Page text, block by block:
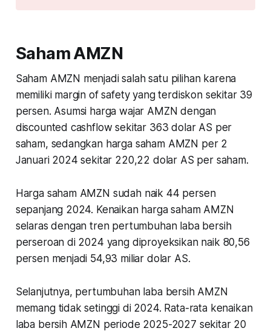
Saham AMZN
Saham AMZN menjadi salah satu pilihan karena
memiliki margin of safety yang terdiskon sekitar 39
persen. Asumsi harga wajar AMZN dengan
discounted cashflow sekitar 363 dolar AS per
saham, sedangkan harga saham AMZN per 2
Januari 2024 sekitar 220,22 dolar AS per saham.
Harga saham AMZN sudah naik 44 persen
sepanjang 2024. Kenaikan harga saham AMZN
selaras dengan tren pertumbuhan laba bersih
perseroan di 2024 yang diproyeksikan naik 80,56
persen menjadi 54,93 miliar dolar AS.
Selanjutnya, pertumbuhan laba bersih AMZN
memang tidak setinggi di 2024. Rata-rata kenaikan
laba bersih AMZN periode 2025-2027 sekitar 20